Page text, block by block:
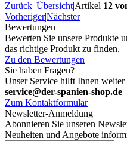
Zurück| Übersicht|Artikel 12
Vorheriger|Nächster
Bewertungen
Bewerten Sie unsere Produkte
das richtige Produkt zu finden.
Zu den Bewertungen
Sie haben Fragen?
Unser Service hilft Ihnen weiter
service@der-spanien-shop.de
Zum Kontaktformular
Newsletter-Anmeldung
Abonnieren Sie unseren
Neuheiten und Angebote